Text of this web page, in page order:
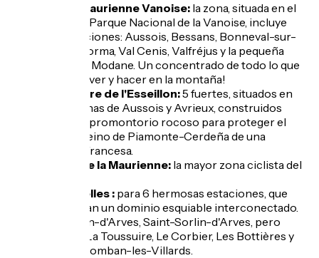
Haute-Maurienne Vanoise: la zona, situada en el
límite del Parque Nacional de la Vanoise, incluye
seis estaciones: Aussois, Bessans, Bonneval-sur-
Arc, La Norma, Val Cenis, Valfréjus y la pequeña
ciudad de Modane. Un concentrado de todo lo que
se puede ver y hacer en la montaña!
La Barrière de l'Esseillon:5 fuertes, situados en
las comunas de Aussois y Avrieux, construidos
sobre un promontorio rocoso para proteger el
antiguo reino de Piamonte-Cerdeña de una
invasión francesa.
El valle de la Maurienne: la mayor zona ciclista del
Les Sybelles : para 6 hermosas estaciones, que
conforman un dominio esquiable interconectado.
Saint-Jean-d'Arves, Saint-Sorlin-d'Arves, pero
también La Toussuire, Le Corbier, Les Bottières y
Saint-Colomban-les-Villards.